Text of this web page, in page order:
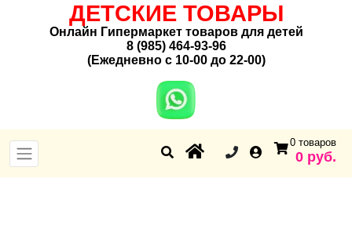
ДЕТСКИЕ ТОВАРЫ
Онлайн Гипермаркет товаров для детей
8 (985) 464-93-96
(Ежедневно с 10-00 до 22-00)
0 товаров
0 руб.